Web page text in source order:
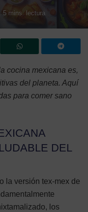
5 mins. lectura
cocina mexicana es,
del planeta. Aquí
para comer sano
DEL
la versión tex-mex de
los